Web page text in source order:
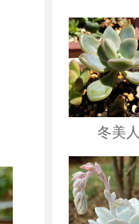
冬美人